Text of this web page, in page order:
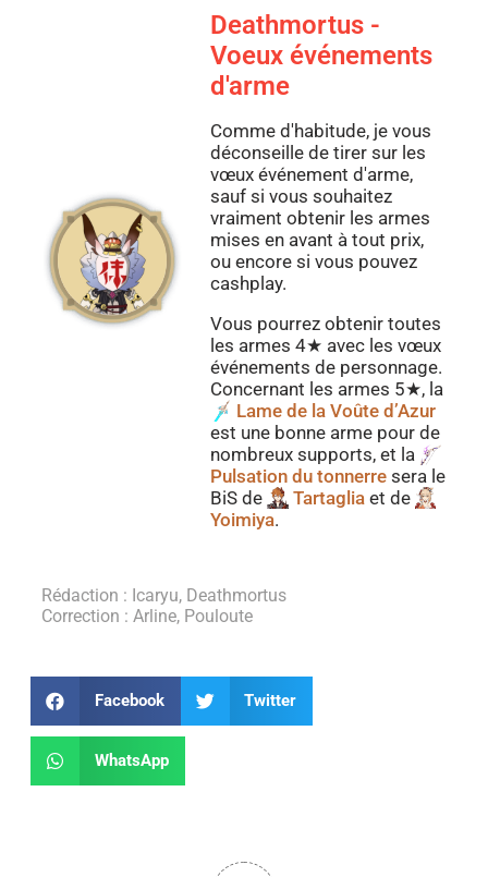
Deathmortus -
Voeux événements
d'arme
Comme d'habitude, je vous
déconseille de tirer sur les
vœux événement d'arme,
sauf si vous souhaitez
vraiment obtenir les armes
mises en avant à tout prix,
ou encore si vous pouvez
cashplay.
Vous pourrez obtenir toutes
les armes 4★ avec les vœux
événements de personnage.
Concernant les armes 5★, la
Lame de la Voûte d’Azur
est une bonne arme pour de
nombreux supports, et la
Pulsation du tonnerre sera le
BiS de
Tartagliaet de
Yoimiya.
Rédaction : Icaryu, Deathmortus
Correction : Arline, Pouloute
Facebook Twitter
WhatsApp